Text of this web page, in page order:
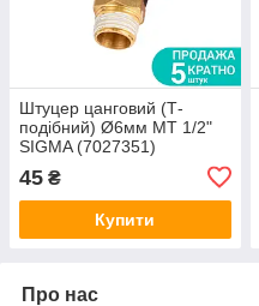
Штуцер цанговий (Т-
подібний) Ø6мм МТ 1/2"
SIGMA (7027351)
45 ₴
Купити
Про нас